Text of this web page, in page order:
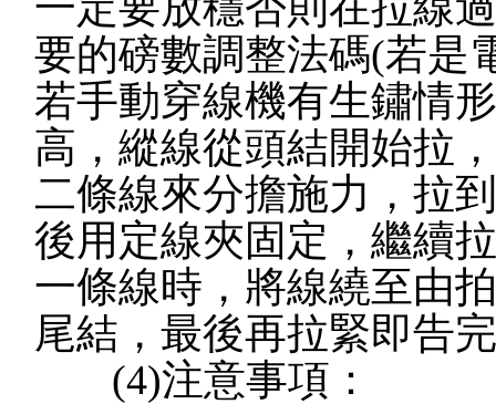
要的磅數調整法碼(若是
若手動穿線機有生鏽情
高，縱線從頭結開始拉
二條線來分擔施力，拉
後用定線夾固定，繼續
一條線時，將線繞至由
尾結，最後再拉緊即告
(4)注意事項：